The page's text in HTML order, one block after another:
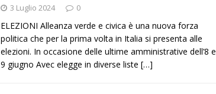
3 Luglio 2024 0
ELEZIONI Alleanza verde e civica è una nuova forza
politica che per la prima volta in Italia si presenta alle
elezioni. In occasione delle ultime amministrative dell’8 e
9 giugno Avec elegge in diverse liste […]